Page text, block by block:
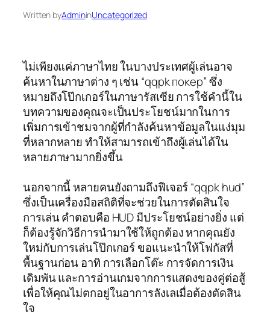
Written byAdmininUncategorized
ไม่เพียงแค่ภาษาไทย ในบางประเทศผู้เล่นอาจ
ค้นหาในภาษาต่าง ๆ เช่น “qqpk покер” ซึ่ง
หมายถึงโป๊กเกอร์ในภาษารัสเซีย การใช้คำนี้ใน
บทความของคุณจะเป็นประโยชน์มากในการ
เพิ่มการเข้าชมจากผู้ที่กำลังค้นหาข้อมูลในแง่มุม
ที่หลากหลาย ทำให้สามารถเข้าถึงผู้เล่นได้ใน
หลายภาษามากยิ่งขึ้น
นอกจากนี้ หลายคนยังถามถึงฟีเจอร์ “qqpk hud”
ซึ่งเป็นเครื่องมือสถิติที่จะช่วยในการตัดสินใจ
การเล่น คำตอบคือ HUD มีประโยชน์อย่างยิ่ง แต่
ก็ต้องรู้จักวิธีการนำมาใช้ให้ถูกต้อง หากคุณยัง
ใหม่กับการเล่นโป๊กเกอร์ ขอแนะนำให้โฟกัสที่
พื้นฐานก่อน อาทิ การเลือกโต๊ะ การจัดการเงิน
เดิมพัน และการอ่านเกมจากการแสดงของคู่ต่อสู้
เพื่อให้คุณไม่ตกอยู่ในอาการลังเลเมื่อต้องตัดสิน
ใจ